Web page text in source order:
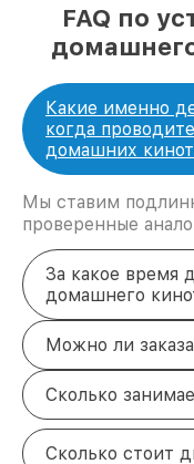
FAQ по
Какие именно
когда
домашних
Мы ставим
проверенные
За какое время
домашнего
Можно ли
Сколько
Сколько стоит